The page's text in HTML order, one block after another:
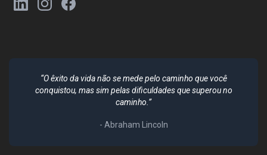
“O êxito da vida não se mede pelo caminho que você
conquistou, mas sim pelas dificuldades que superou no
caminho.”
- Abraham Lincoln